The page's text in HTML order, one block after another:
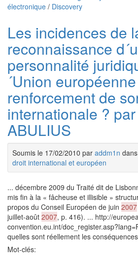
électronique / Discovery
Les incidences de
reconnaissance
personnalité
´Union
renforcement de
internationale ?
ABULIUS
Soumis le 17/02/2010 par addm1n dans
droit international et européen
... décembre 2009 du Traité dit de
mis fin à la « fâcheuse et illisible »
propos du Conseil Européen de juin 2007
juillet-août 2007, p. 416). ... http://
convention.eu.int/
quelles sont réellement les
Mot-clés: